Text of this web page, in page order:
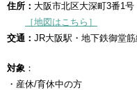
住所： 大阪市北区大深町3番1
［地図はこちら］
交通： JR大阪駅・地下鉄御堂
対象 ：
・産休/育休中の方